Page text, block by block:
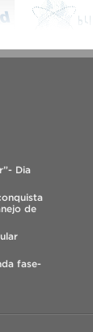
Dia
de
fase-